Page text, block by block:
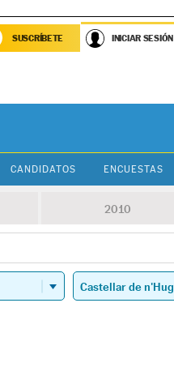
SUSCRÍBETE INICIAR SESIÓN
CANDIDATOS ENCUESTAS
2010